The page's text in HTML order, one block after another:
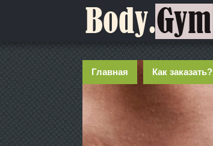
Главная Как заказать?